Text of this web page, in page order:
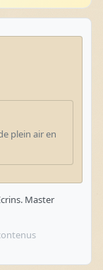
plein air en